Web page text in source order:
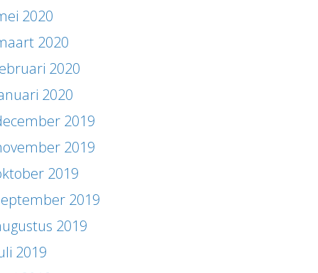
2020
2020
2020
2020
2019
2019
2019
2019
2019
2019